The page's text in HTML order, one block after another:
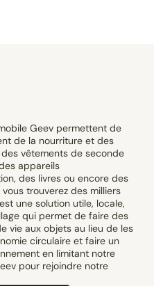
Geev permettent de
de la nourriture et des
vêtements de seconde
appareils
des livres ou encore des
trouverez des milliers
une solution utile, locale,
qui permet de faire des
vie aux objets au lieu de les
circulaire et faire un
en limitant notre
pour rejoindre notre